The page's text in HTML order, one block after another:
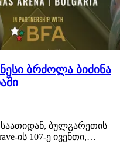
ბრძოლა ბიძინა
საათიდან, ბულგარეთის
ის 107-ე ივენთი,